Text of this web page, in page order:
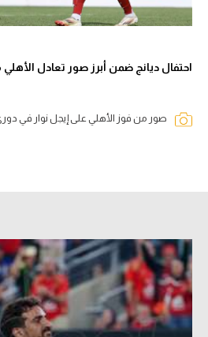
احتفال ديانج ضمن أبرز صور تعادل الأهلي
صور من فوز الأهلي على إيجل نوار في